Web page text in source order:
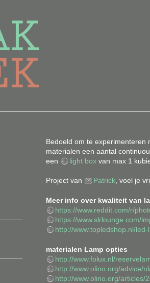
Bedoeld om te experimenteren
materialen een aantal
een
light box van max 1
Project van Patrick, voel je
Meer info over kwaliteit van
https://www.reddit.com/r/
https://www.slrlounge.com/
http://www.topledshop.nl/
materialen Lamp opties
http://www.folux.nl/
http://www.olino.org/advice/
http://www.olino.org/